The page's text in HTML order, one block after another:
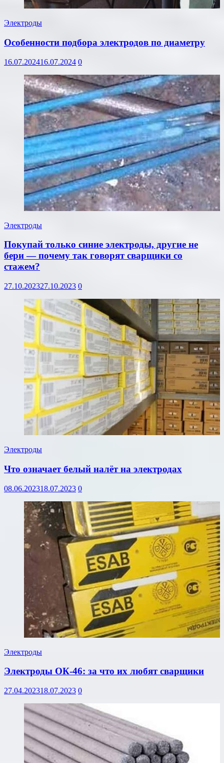
Электроды
Особенности подбора электродов по диаметру
16.07.202416.07.2024 0
Электроды
Покупай только синие электроды, другие не
бери — почему так говорят сварщики со
стажем?
27.10.202327.10.2023 0
Электроды
Что означает белый налёт на электродах
08.06.202318.07.2023 0
Электроды
Электроды ОК-46: за что их любят сварщики
27.04.202318.07.2023 0